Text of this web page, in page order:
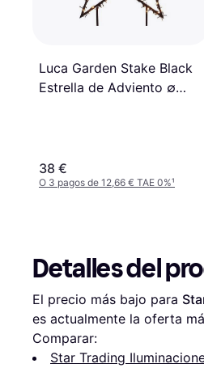
Luca Garden Stake Black
Estrella de Adviento ∅
38 €
O 3 pagos de 12,66 € TAE 0%¹
Detalles del
El precio más bajo para
es actualmente la oferta
Comparar:
Star Trading